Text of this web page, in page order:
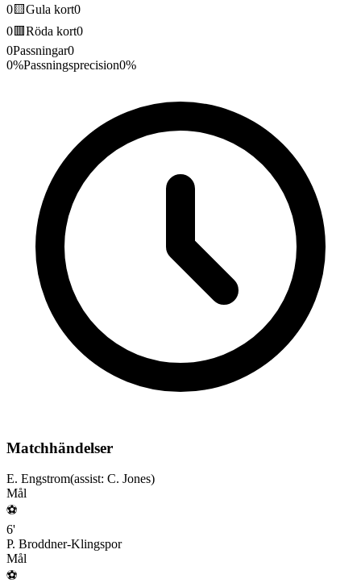
0🟨Gula kort0
0🟥Röda kort0
0Passningar0
0%Passningsprecision0%
Matchhändelser
E. Engstrom(assist: C. Jones)
Mål
⚽
6'
P. Broddner-Klingspor
Mål
⚽